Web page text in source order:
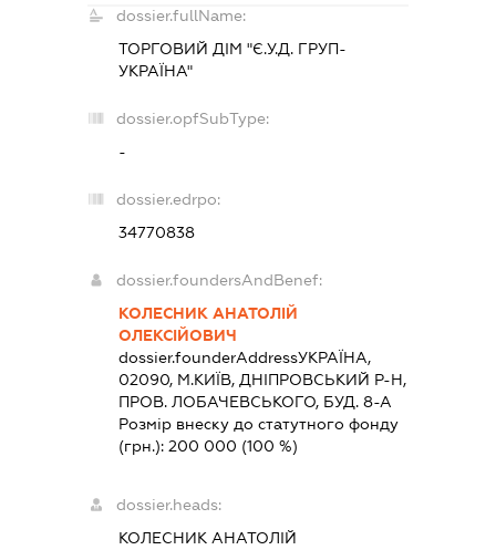
dossier.fullName:
ТОРГОВИЙ ДІМ "Є.У.Д. ГРУП-
УКРАЇНА"
dossier.opfSubType:
-
dossier.edrpo:
34770838
dossier.foundersAndBenef:
КОЛЕСНИК АНАТОЛІЙ
ОЛЕКСІЙОВИЧ
dossier.founderAddressУКРАЇНА,
02090, М.КИЇВ, ДНІПРОВСЬКИЙ Р-Н,
ПРОВ. ЛОБАЧЕВСЬКОГО, БУД. 8-А
Розмір внеску до статутного фонду
(грн.):200 000 (100 %)
dossier.heads:
КОЛЕСНИК АНАТОЛІЙ